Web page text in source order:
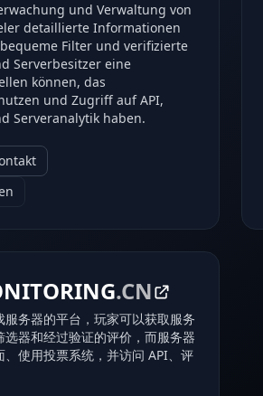
und Verwaltung von
detaillierte Informationen
Filter und verifizierte
Serverbesitzer eine
können, das
und Zugriff auf API,
Serveranalytik haben.
.CN
务器的平台，玩家可以获取服务
器和经过验证的评价，而服务器
使用投票系统，并访问 API、评